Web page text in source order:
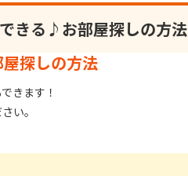
きる♪お部屋探しの方法
探しの方法
きます！
い。